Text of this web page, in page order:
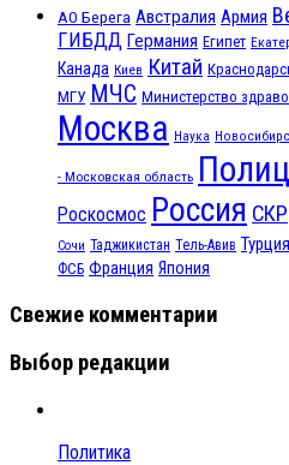
АО Берега Австралия Армия
ГИБДД Германия Египет
Канада Киев Китай
МГУ МЧС Министерство
Москва Наука
- Московская область
Роскосмос Россия СКР
Сочи Таджикистан Тель-Авив Турция
ФСБ Франция Япония
Свежие комментарии
Выбор редакции
Политика